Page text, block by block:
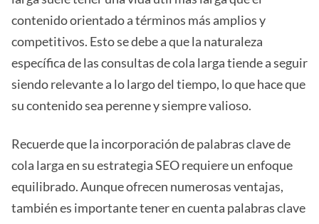
contenido orientado a términos más amplios y
competitivos. Esto se debe a que la naturaleza
específica de las consultas de cola larga tiende a seguir
siendo relevante a lo largo del tiempo, lo que hace que
su contenido sea perenne y siempre valioso.
Recuerde que la incorporación de palabras clave de
cola larga en su estrategia SEO requiere un enfoque
equilibrado. Aunque ofrecen numerosas ventajas,
también es importante tener en cuenta palabras clave